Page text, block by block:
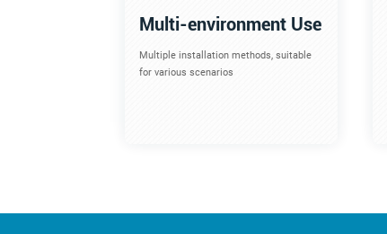
Multi-environment Use
Multiple installation methods, suitable
for various scenarios